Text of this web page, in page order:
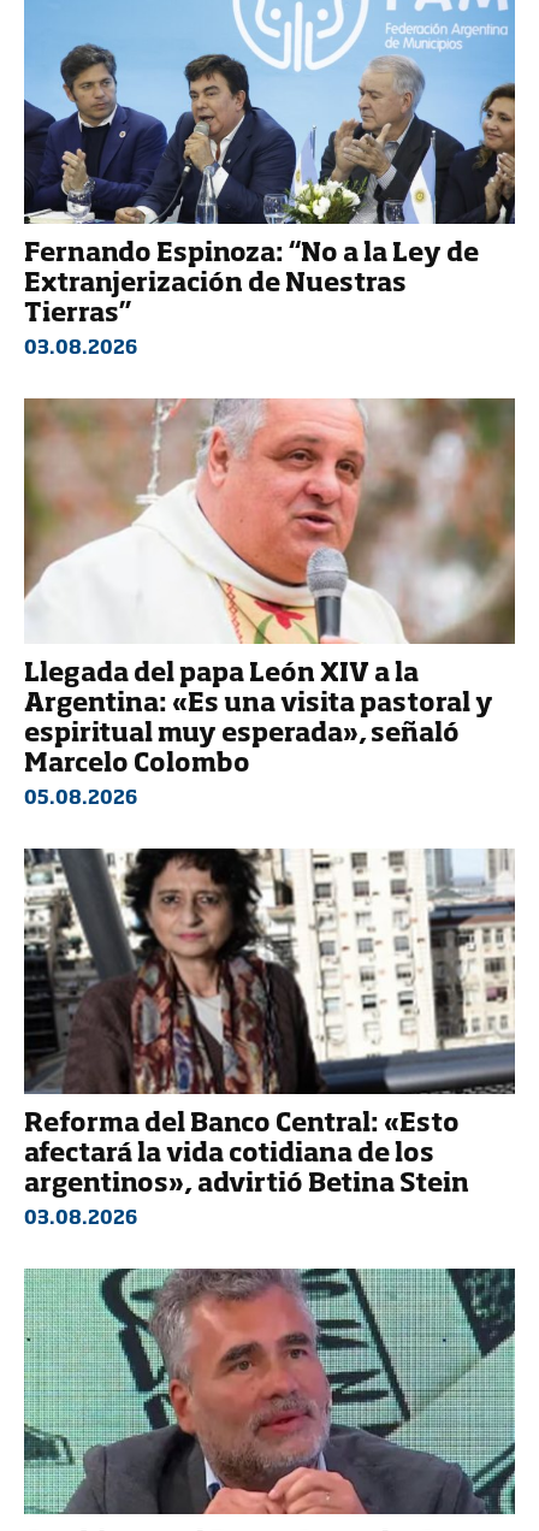
Fernando Espinoza: “No a la Ley de
Extranjerización de Nuestras
Tierras”
03.08.2026
Llegada del papa León XIV a la
Argentina: «Es una visita pastoral y
espiritual muy esperada», señaló
Marcelo Colombo
05.08.2026
Reforma del Banco Central: «Esto
afectará la vida cotidiana de los
argentinos», advirtió Betina Stein
03.08.2026